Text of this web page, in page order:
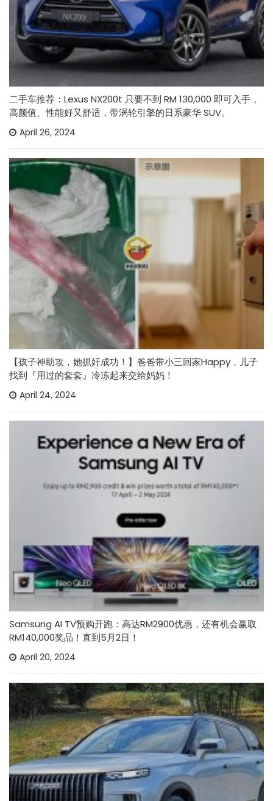
二手车推荐：Lexus NX200t 只要不到 RM 130,000 即可入手，
高颜值、性能好又舒适，带涡轮引擎的日系豪华 SUV。
April 26, 2024
【孩子神助攻，她抓奸成功！】爸爸带小三回家Happy，儿子
找到『用过的套套』冷冻起来交给妈妈！
April 24, 2024
Samsung AI TV预购开跑：高达RM2900优惠，还有机会赢取
RM140,000奖品！直到5月2日！
April 20, 2024